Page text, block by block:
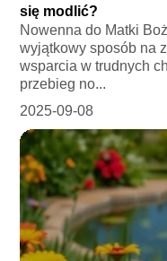
się modlić?
Nowenna do Matki
wyjątkowy sposób na
wsparcia w trudnych
przebieg no...
2025-09-08